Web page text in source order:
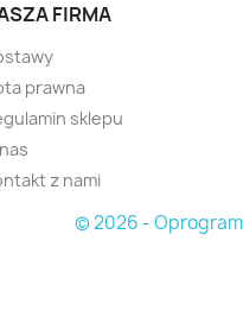
FIRMA
prawna
sklepu
z nami
© 2026 -